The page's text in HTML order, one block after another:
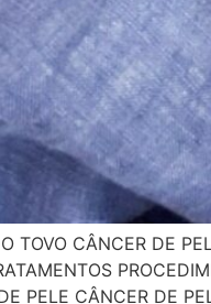
TOVO CÂNCER DE
PELE CÂNCER DE